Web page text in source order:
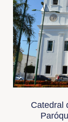
Catedral